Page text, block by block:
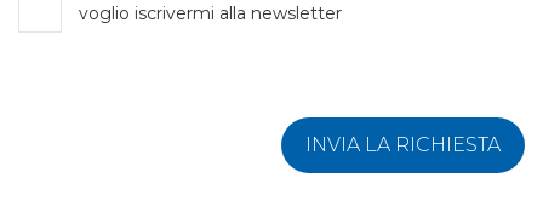
voglio iscrivermi alla newsletter
INVIA LA RICHIESTA